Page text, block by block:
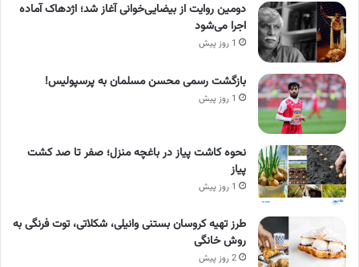
دومین روایت از بیضایی‌خوانی آغاز شد؛ اژدهاک آماده
اجرا می‌شود
1 روز پیش
بازگشت رسمی محسن مسلمان به پرسپولیس!
1 روز پیش
نحوه کاشت پیاز در باغچه منزل؛ صفر تا صد کشت
پیاز
1 روز پیش
طرز تهیه کروسان بستنی وانیلی، شکلاتی، توت فرنگی به
روش خانگی
2 روز پیش